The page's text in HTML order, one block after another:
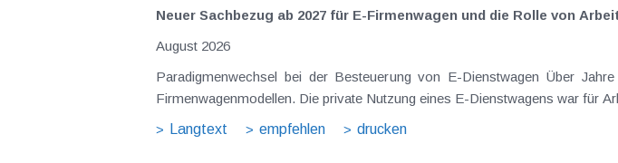
Neuer Sachbezug ab 2027 für E-Firmenwagen und die Rolle von
August 2026
Paradigmenwechsel bei der Besteuerung von E-Dienstwagen Über Jahre hinweg galten reine Elektrofahrzeuge als steuerlicher Goldstandard bei
Firmenwagenmodellen. Die private Nutzung eines E-Dienstwagens war für
Langtext
empfehlen drucken